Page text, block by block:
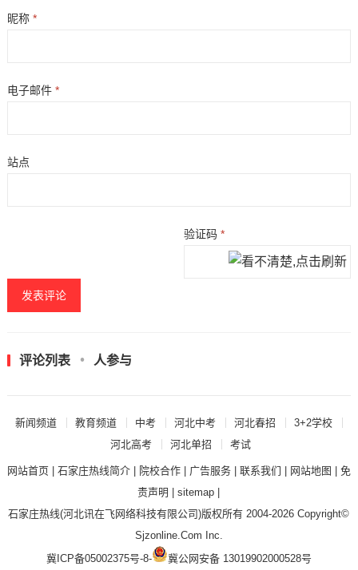
昵称 *
电子邮件 *
站点
验证码*
评论列表 人参与
新闻频道 教育频道 中考 河北中考 河北春招
3+2学校
河北高考
河北单招 考试
网站首页| 石家庄热线简介| 院校合作| 广告服务| 联系我们 网站地图
免
责声明
|sitemap
石家庄热线(河北讯在飞网络科技有限公司)版权所有 2004-2026 Copyright©
Sjzonline.Com Inc.
冀ICP备05002375号-8- 冀公网安备 13019902000528号